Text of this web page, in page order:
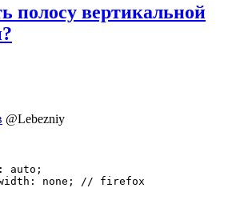
полосу вертикальной
@Lebezniy
auto;
none; // firefox